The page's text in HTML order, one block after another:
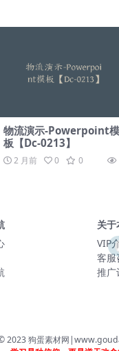
物流演示-Powerpoint模
板【Dc-0213】
2 月前 0 0
关于
VIP
客服
推广
2023狗蛋素材网